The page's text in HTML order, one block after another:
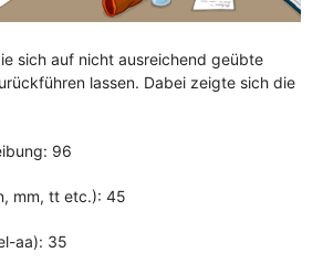
sich auf nicht ausreichend geübte
lassen. Dabei zeigte sich die
96
mm, tt etc.): 45
aa): 35